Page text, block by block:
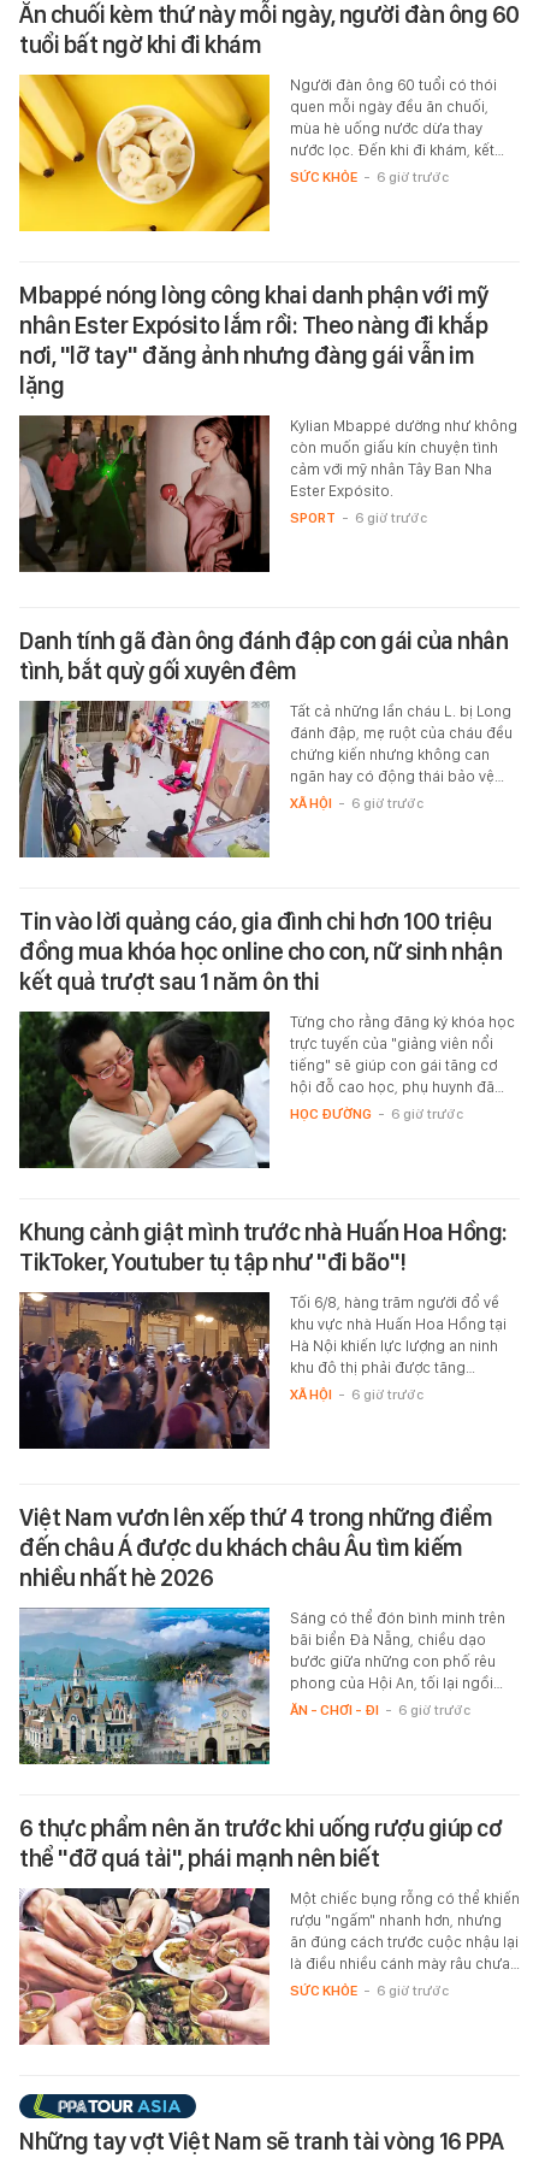
Ăn chuối kèm thứ này mỗi ngày, người đàn ông 60
tuổi bất ngờ khi đi khám
Người đàn ông 60 tuổi có thói
quen mỗi ngày đều ăn chuối,
mùa hè uống nước dừa thay
nước lọc. Đến khi đi khám, kết…
SỨC KHỎE - 6 giờ trước
Mbappé nóng lòng công khai danh phận với mỹ
nhân Ester Expósito lắm rồi: Theo nàng đi khắp
nơi, "lỡ tay" đăng ảnh nhưng đàng gái vẫn im
lặng
Kylian Mbappé dường như không
còn muốn giấu kín chuyện tình
cảm với mỹ nhân Tây Ban Nha
Ester Expósito.
SPORT - 6 giờ trước
Danh tính gã đàn ông đánh đập con gái của nhân
tình, bắt quỳ gối xuyên đêm
Tất cả những lần cháu L. bị Long
đánh đập, mẹ ruột của cháu đều
chứng kiến nhưng không can
ngăn hay có động thái bảo vệ…
XÃ HỘI - 6 giờ trước
Tin vào lời quảng cáo, gia đình chi hơn 100 triệu
đồng mua khóa học online cho con, nữ sinh nhận
kết quả trượt sau 1 năm ôn thi
Từng cho rằng đăng ký khóa học
trực tuyến của "giảng viên nổi
tiếng" sẽ giúp con gái tăng cơ
hội đỗ cao học, phụ huynh đã…
HỌC ĐƯỜNG - 6 giờ trước
Khung cảnh giật mình trước nhà Huấn Hoa Hồng:
TikToker, Youtuber tụ tập như "đi bão"!
Tối 6/8, hàng trăm người đổ về
khu vực nhà Huấn Hoa Hồng tại
Hà Nội khiến lực lượng an ninh
khu đô thị phải được tăng…
XÃ HỘI - 6 giờ trước
Việt Nam vươn lên xếp thứ 4 trong những điểm
đến châu Á được du khách châu Âu tìm kiếm
nhiều nhất hè 2026
Sáng có thể đón bình minh trên
bãi biển Đà Nẵng, chiều dạo
bước giữa những con phố rêu
phong của Hội An, tối lại ngồi…
ĂN - CHƠI - ĐI - 6 giờ trước
6 thực phẩm nên ăn trước khi uống rượu giúp cơ
thể "đỡ quá tải", phái mạnh nên biết
Một chiếc bụng rỗng có thể khiến
rượu "ngấm" nhanh hơn, nhưng
ăn đúng cách trước cuộc nhậu lại
là điều nhiều cánh mày râu chưa…
SỨC KHỎE - 6 giờ trước
Những tay vợt Việt Nam sẽ tranh tài vòng 16 PPA